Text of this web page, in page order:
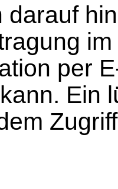
darauf
per
Ein